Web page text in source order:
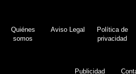
Quiénes
somos
Aviso Legal
Política de
privacidad
Publicidad